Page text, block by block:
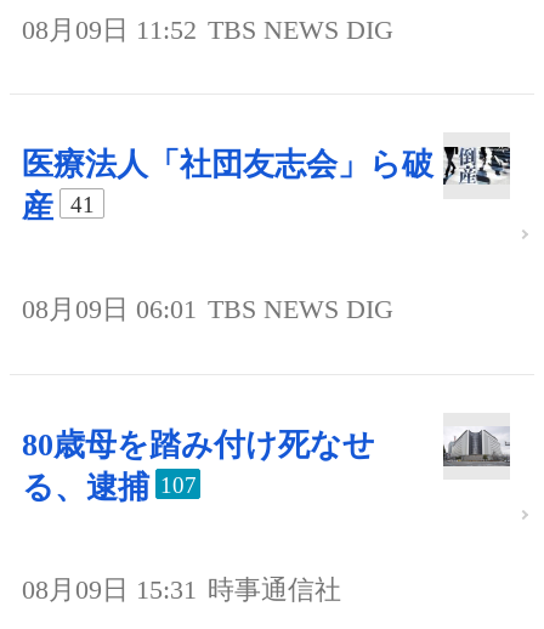
08月09日 11:52 TBS NEWS DIG
医療法人「社団友志会」ら破
産
41
08月09日 06:01 TBS NEWS DIG
80歳母を踏み付け死なせ
る、逮捕 107
08月09日 15:31 時事通信社